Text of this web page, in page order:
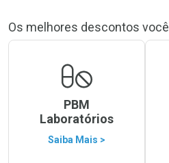
Os melhores descontos
PBM
Laboratórios
Saiba Mais >